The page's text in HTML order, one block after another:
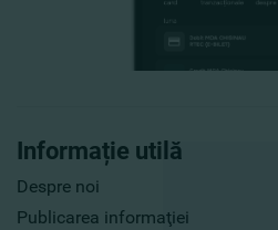
Informație utilă
Despre noi
Publicarea informaţiei